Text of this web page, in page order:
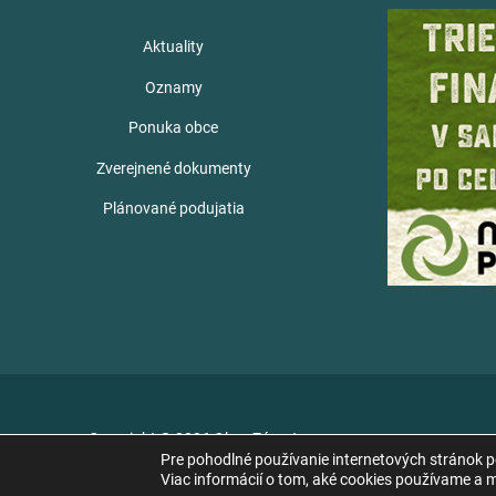
Aktuality
Oznamy
Ponuka obce
Zverejnené dokumenty
Plánované podujatia
Copyright © 2026 Obec Zámutov
Pre pohodlné používanie internetových stránok
Viac informácií o tom, aké cookies používame a